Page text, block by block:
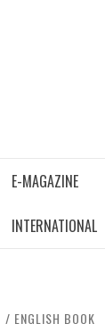
E-MAGAZINE
INTERNATIONAL
ENGLISH BOOK